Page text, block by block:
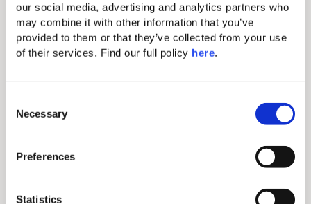
our social media, advertising and analytics partners who
may combine it with other information that you’ve
provided to them or that they’ve collected from your use
of their services. Find our full policy here.
Necessary
Preferences
Statistics
Elektronischer Safe (passend für Tablets und
kleinere Laptops)
Nespresso-Kaffeemaschine und
Teezubereitungsmöglichkeiten
Komfortable Kingsize-Betten mit luxuriöser